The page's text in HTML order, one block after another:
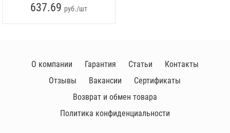
637.69 руб./шт
О компании Гарантия Статьи
Контакты
Отзывы
Вакансии
Сертификаты
Возврат и обмен товара
Политика конфиденциальности